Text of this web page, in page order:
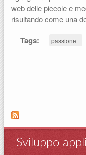
web delle piccole e
risultando come una
Tags: passione
Sviluppo